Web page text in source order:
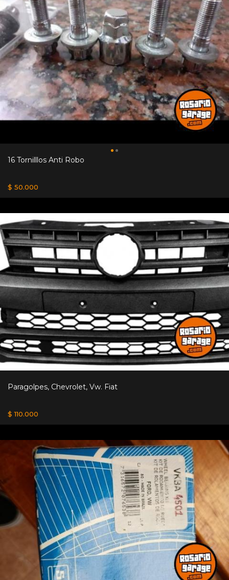
16 Tornilllos Anti Robo
$ 50.000
Paragolpes, Chevrolet, Vw. Fiat
$ 110.000